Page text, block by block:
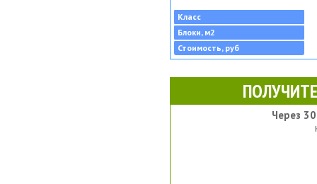
Класс
Блоки, м2
Стоимость, руб
Через